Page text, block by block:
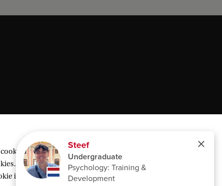
geplaatst om inhoud van derden te
Of kies voor ‘Weigeren’ om alleen
instellingen’ te klikken die je onderaan